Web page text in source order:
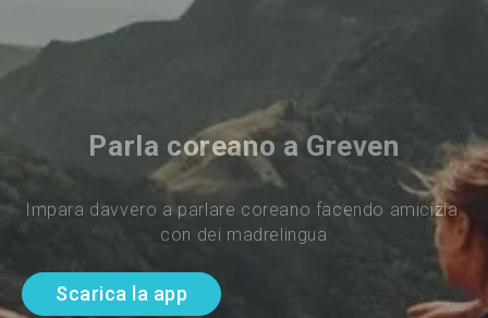
Parla coreano a Greven
Impara davvero a parlare coreano facendo amicizia
con dei madrelingua
Scarica la app